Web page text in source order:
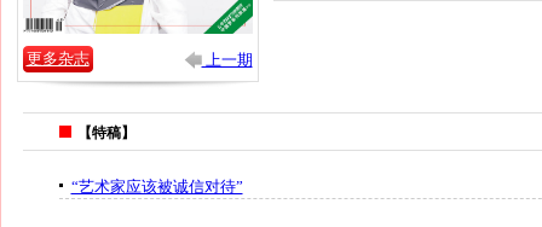
更多杂志 上一期
【特稿】
“艺术家应该被诚信对待”